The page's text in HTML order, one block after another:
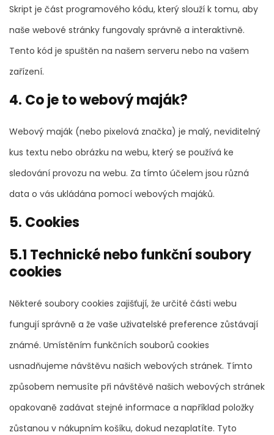
Skript je část programového kódu, který slouží k tomu, aby
naše webové stránky fungovaly správně a interaktivně.
Tento kód je spuštěn na našem serveru nebo na vašem
zařízení.
4. Co je to webový maják?
Webový maják (nebo pixelová značka) je malý, neviditelný
kus textu nebo obrázku na webu, který se používá ke
sledování provozu na webu. Za tímto účelem jsou různá
data o vás ukládána pomocí webových majáků.
5. Cookies
5.1 Technické nebo funkční soubory
cookies
Některé soubory cookies zajišťují, že určité části webu
fungují správně a že vaše uživatelské preference zůstávají
známé. Umístěním funkčních souborů cookies
usnadňujeme návštěvu našich webových stránek. Tímto
způsobem nemusíte při návštěvě našich webových stránek
opakovaně zadávat stejné informace a například položky
zůstanou v nákupním košíku, dokud nezaplatíte. Tyto